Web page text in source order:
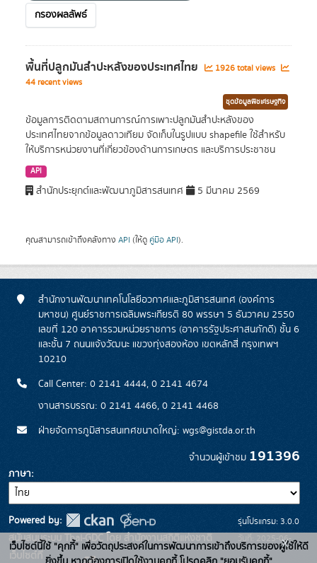
กรองผลลัพธ์
พื้นที่ปลูกมันสำปะหลังของประเทศไทย
1926 total views
44 recent views
ชุดข้อมูลพืชเศรษฐกิจ
ข้อมูลการติดตามสถานการณ์การเพาะปลูกมันสำปะหลังของ
ประเทศไทยจากข้อมูลดาวเทียม จัดเก็บในรูปแบบ shapefile ใช้สำหรับ
ให้บริการหน่วยงานที่เกี่ยวข้องด้านการเกษตร และบริการประชาชน
API
สำนักประยุกต์และพัฒนาภูมิสารสนเทศ 5 มีนาคม 2569
คุณสามารถเข้าถึงคลังทาง API (ให้ดู คู่มือ API).
สำนักงานพัฒนาเทคโนโลยีอวกาศและภูมิสารสนเทศ (องค์การ
มหาชน) ศูนย์ราชการเฉลิมพระเกียรติ 80 พรรษา 5 ธันวาคม 2550
เลขที่ 120 อาคารรวมหน่วยราชการ (อาคารรัฐประศาสนภักดี) ชั้น 6
และชั้น 7 ถนนแจ้งวัฒนะ แขวงทุ่งสองห้อง เขตหลักสี่ กรุงเทพฯ
10210
Call Center: 0 2141 4444, 0 2141 4674
งานสารบรรณ: 0 2141 4466, 0 2141 4468
ฝ่ายจัดการภูมิสารสนเทศขนาดใหญ่: wgs@gistda.or.th
จำนวนผู้เข้าชม 191396
ภาษา
Powered by:
สนับสนุนระบบ Thai-GDC โดย สำนักงานสถิติแห่งชาติ
เว็บไซต์ที่
รุ่นโปรแกรม: 3.0.0
วันที่: 2025-06-
26
เว็บไซต์นี้ใช้ "คุกกี้" เพื่อวัตถุประสงค์ในการพัฒนาการเข้าถึงบริการของผู้ใช้ให้ดี
x